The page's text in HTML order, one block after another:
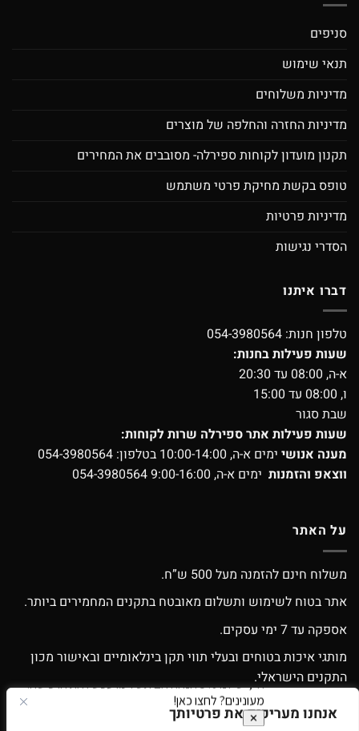
אנחנו מעריכים את פרטיותך
סניפים
תנאי שימוש
מדיניות משלוחים
מדיניות החזרה והחלפה של מוצרים
תקנון מועדון לקוחות ספירלה- מסובבים את המחירים
טופס בקשת מחיקת פרטי משתמש
מדיניות פרטיות
הסדרי נגישות
דברו איתנו
טלפון חנות: 054-3980564
שעות פעילות בחנות:
א-ה, 08:00 עד 20:30
ו, 08:00 עד 15:00
שבת סגור
שעות פעילות אתר ספירלה שרות לקוחות:
מענה אנושי ימים א-ה, 10:00-14:00 בטלפון:
054-3980564
ווצאפ והזמנות ימים א-ה, 9:00-16:00 054-3980564
על האתר
משלוח חינם להזמנה מעל 500 ש”ח.
אתר בטוח לשימוש ותשלום מאובטח בתקנים המחמירים ביותר.
אספקה עד 7 ימי עסקים.
מותגי איכות בטוחים ובעלי תווי תקן בינלאומיים ובאישור מכון
התקנים הישראלי.
אפשרות החלפה / החזרה עפ”י התקנון.